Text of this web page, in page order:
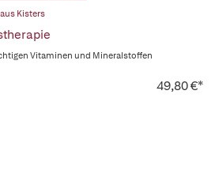
Kisters
Vitaminen und Mineralstoffen
49,80 €*